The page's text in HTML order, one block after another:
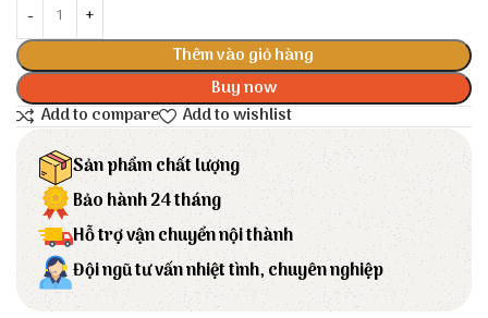
Thêm vào giỏ hàng
Buy now
Add to compare
Add to wishlist
Sản phẩm chất lượng
Bảo hành 24 tháng
Hỗ trợ vận chuyển nội thành
Đội ngũ tư vấn nhiệt tình, chuyên nghiệp